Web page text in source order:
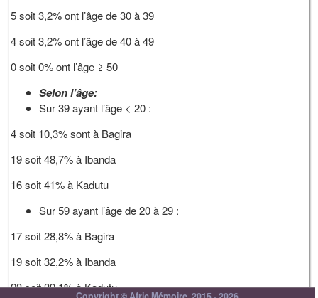
5 soit 3,2% ont l’âge de 30 à 39
4 soit 3,2% ont l’âge de 40 à 49
0 soit 0% ont l’âge ≥ 50
Selon l’âge:
Sur 39 ayant l’âge < 20 :
4 soit 10,3% sont à Bagira
19 soit 48,7% à Ibanda
16 soit 41% à Kadutu
Sur 59 ayant l’âge de 20 à 29 :
17 soit 28,8% à Bagira
19 soit 32,2% à Ibanda
23 soit 39,1% à Kadutu